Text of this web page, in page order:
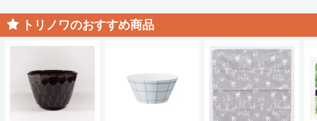
トリノワのおすすめ商品